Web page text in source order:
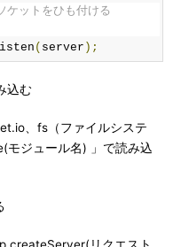
ットをひも付ける
( server );
込む
、fs（ファイルシステ
モジュール名) 」で読み込